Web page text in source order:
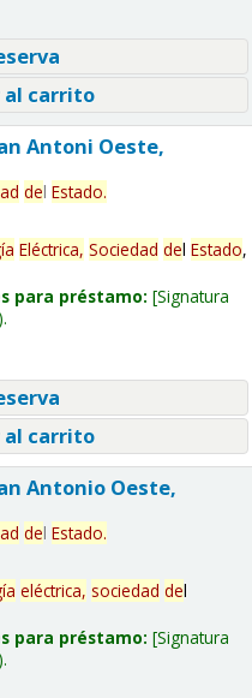
carrito
Antoni Oeste,
del Estado.
Eléctrica, Sociedad del Estado,
para préstamo: Signatura
carrito
Antonio Oeste,
del Estado.
eléctrica, sociedad del
para préstamo: Signatura